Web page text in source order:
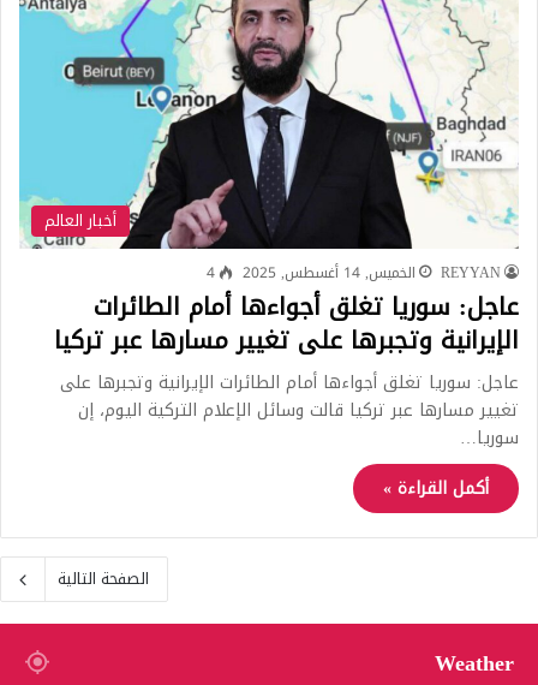
أخبار العالم
REYYAN الخميس, 14 أغسطس, 2025 4
عاجل: سوريا تغلق أجواءها أمام الطائرات
الإيرانية وتجبرها على تغيير مسارها عبر تركيا
عاجل: سوريا تغلق أجواءها أمام الطائرات الإيرانية وتجبرها على
تغيير مسارها عبر تركيا قالت وسائل الإعلام التركية اليوم، إن
سوريا…
أكمل القراءة »
الصفحة التالية
Weather